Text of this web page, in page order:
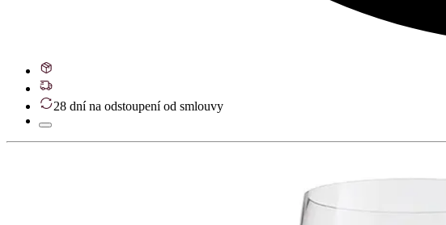
28 dní na odstoupení od smlouvy